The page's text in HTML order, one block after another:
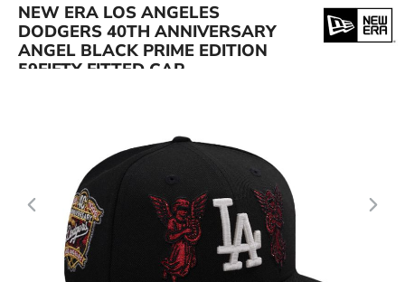
NEW ERA LOS ANGELES
DODGERS 40TH ANNIVERSARY
ANGEL BLACK PRIME EDITION
59FIFTY FITTED CAP
Bildergalerie überspringen